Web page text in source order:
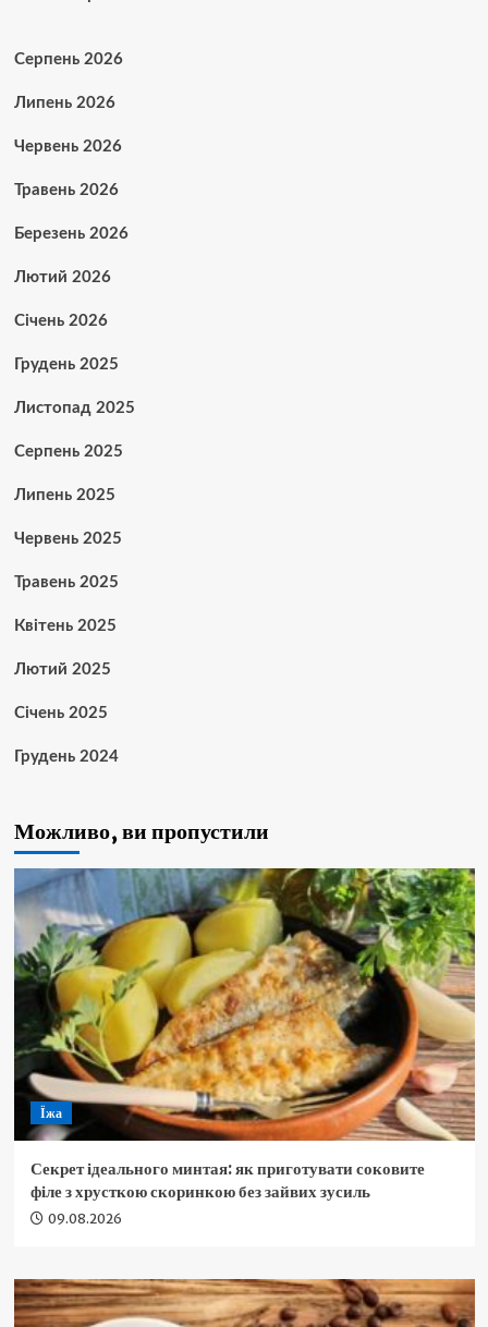
Серпень 2026
Липень 2026
Червень 2026
Травень 2026
Березень 2026
Лютий 2026
Січень 2026
Грудень 2025
Листопад 2025
Серпень 2025
Липень 2025
Червень 2025
Травень 2025
Квітень 2025
Лютий 2025
Січень 2025
Грудень 2024
Можливо, ви пропустили
Їжа
Секрет ідеального минтая: як приготувати соковите
філе з хрусткою скоринкою без зайвих зусиль
09.08.2026